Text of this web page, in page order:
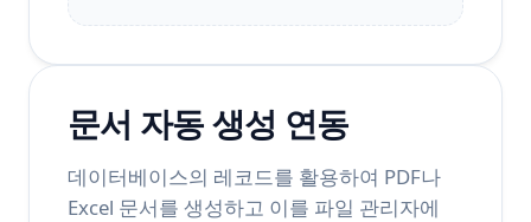
문서 자동 생성 연동
데이터베이스의 레코드를 활용하여 PDF나
Excel 문서를 생성하고 이를 파일 관리자에